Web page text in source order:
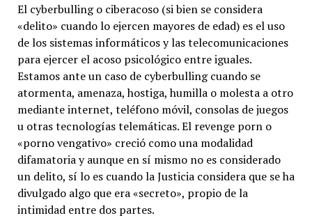
El cyberbulling o ciberacoso (si bien se considera
«delito» cuando lo ejercen mayores de edad) es el uso
de los sistemas informáticos y las telecomunicaciones
para ejercer el acoso psicológico entre iguales.
Estamos ante un caso de cyberbulling cuando se
atormenta, amenaza, hostiga, humilla o molesta a otro
mediante internet, teléfono móvil, consolas de juegos
u otras tecnologías telemáticas. El revenge porn o
«porno vengativo» creció como una modalidad
difamatoria y aunque en sí mismo no es considerado
un delito, sí lo es cuando la Justicia considera que se ha
divulgado algo que era «secreto», propio de la
intimidad entre dos partes.